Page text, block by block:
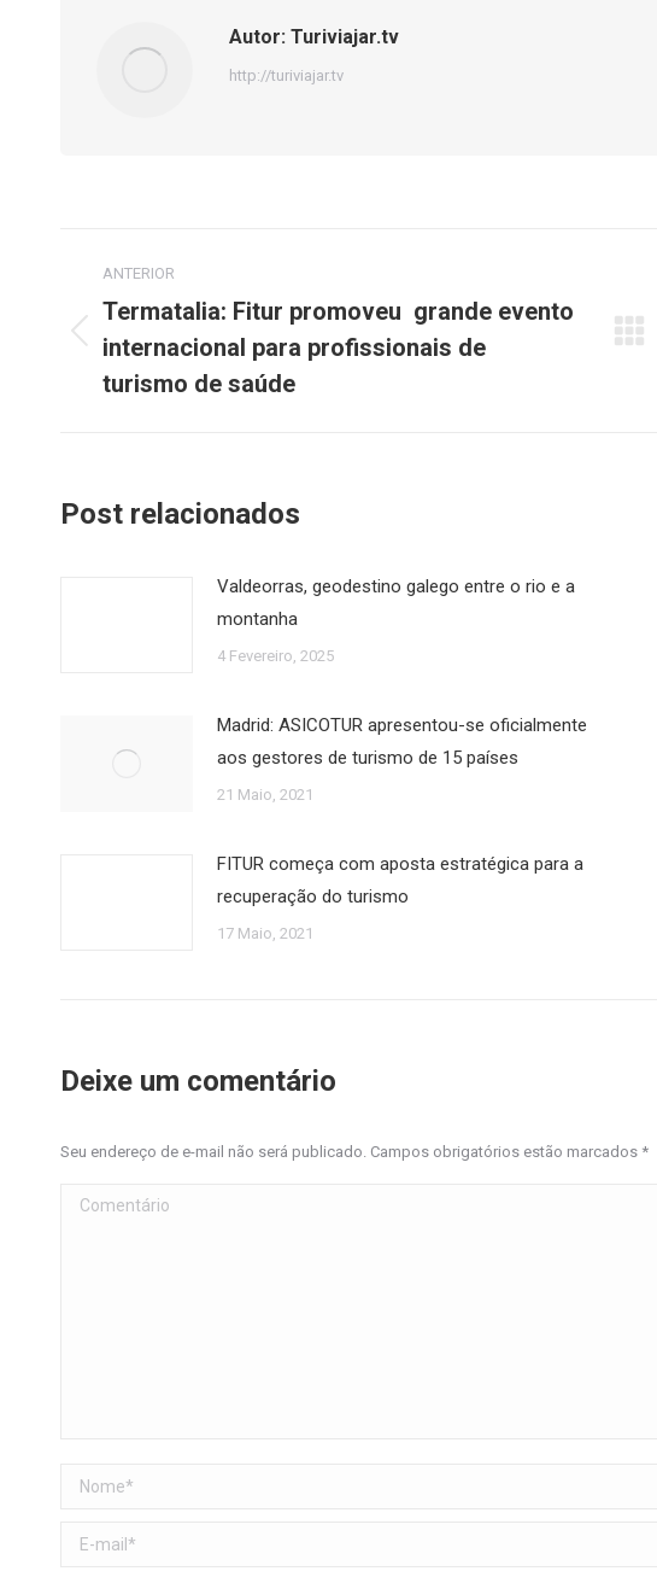
Autor: Turiviajar.tv
http://turiviajar.tv
de
post:
ANTERIOR
Post
anterior:
Termatalia: Fitur promoveu grande evento
internacional para profissionais de
turismo de saúde
Post relacionados
Valdeorras, geodestino galego entre o rio e a
montanha
4 Fevereiro, 2025
Madrid: ASICOTUR apresentou-se oficialmente
aos gestores de turismo de 15 países
21 Maio, 2021
FITUR começa com aposta estratégica para a
recuperação do turismo
17 Maio, 2021
Deixe um comentário
Seu endereço de e-mail não será publicado. Campos obrigatórios estão marcados *
Comentário
Nome *
E-mail *